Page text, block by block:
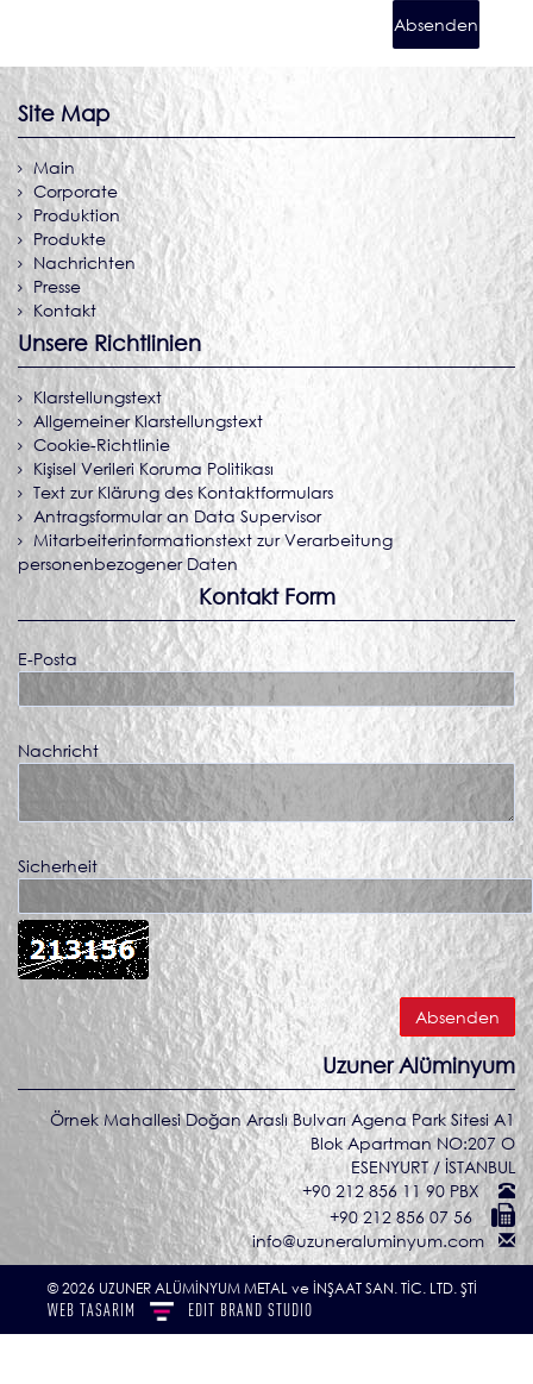
Site Map
Main
Corporate
Produktion
Produkte
Nachrichten
Presse
Kontakt
Unsere Richtlinien
Klarstellungstext
Allgemeiner Klarstellungstext
Cookie-Richtlinie
Kişisel Verileri Koruma Politikası
Text zur Klärung des Kontaktformulars
Antragsformular an Data Supervisor
Mitarbeiterinformationstext zur Verarbeitung
personenbezogener Daten
Kontakt Form
E-Posta
Nachricht
Sicherheit
Uzuner Alüminyum
Örnek Mahallesi Doğan Araslı Bulvarı Agena Park Sitesi A1
Blok Apartman NO:207 O
ESENYURT / İSTANBUL
+90 212 856 11 90 PBX
+90 212 856 07 56
info@uzuneraluminyum.com
© 2026 UZUNER ALÜMİNYUM METAL ve İNŞAAT SAN. TİC. LTD. ŞTİ
WEB TASARIM EDIT BRAND STUDIO